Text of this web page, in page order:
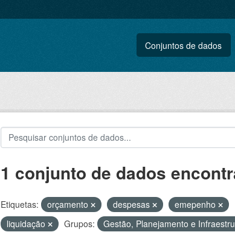
Conjuntos de dados
1 conjunto de dados
Etiquetas: orçamento despesas
emepenho
liquidação
Grupos: Gestão, Planejamento e